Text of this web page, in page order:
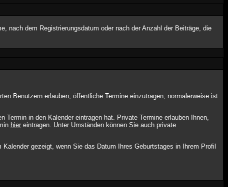
nach dem Registrierungsdatum oder nach der Anzahl der Beiträge, die
Benutzern erlauben, öffentliche Termine einzutragen, normalerweise ist
Termin in den Kalender eintragen hat. Private Termine erlauben Ihnen,
hier eintragen. Unter Umständen können Sie auch private
gezeigt, wenn Sie das Datum Ihres Geburtstages in Ihrem Profil